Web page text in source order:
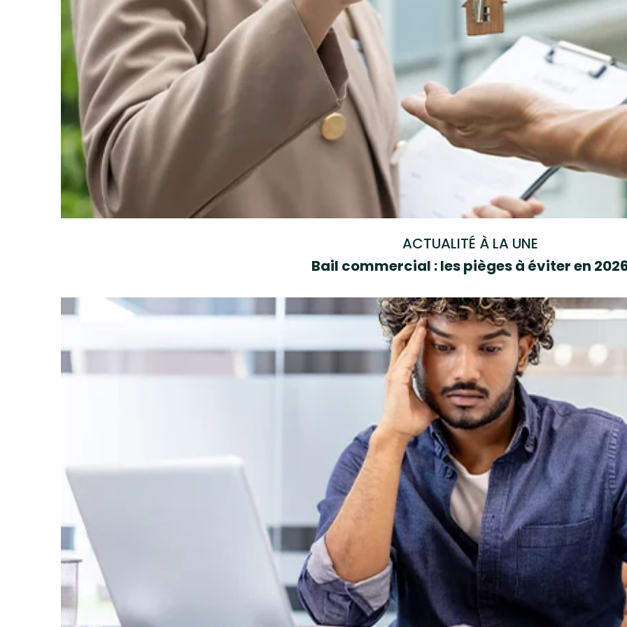
ACTUALITÉ À LA UNE
Bail commercial : les pièges à éviter en